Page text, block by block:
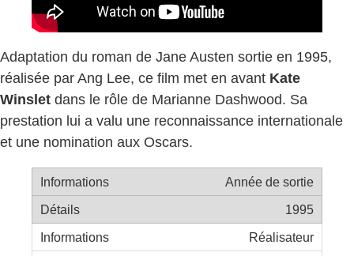
Adaptation du roman de Jane Austen sortie en 1995,
réalisée par Ang Lee, ce film met en avant Kate
Winslet dans le rôle de Marianne Dashwood. Sa
prestation lui a valu une reconnaissance internationale
et une nomination aux Oscars.
Année de sortie
1995
Réalisateur